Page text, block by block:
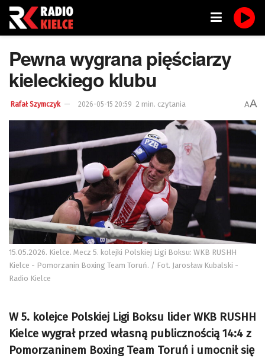
Pewna wygrana pięściarzy
kieleckiego klubu
Rafał Szymczyk 2026-05-15 20:59 2 min. czytania AA
15.05.2026. Kielce. Mecz 5. kolejki Polskiej Ligi Boksu: WKB RUSHH
Kielce - Pomorzanin Boxing Team Toruń. / Fot. Jarosław Kubalski -
Radio Kielce
W 5. kolejce Polskiej Ligi Boksu lider WKB RUSHH
Kielce wygrał przed własną publicznością 14:4 z
Pomorzaninem Boxing Team Toruń i umocnił się